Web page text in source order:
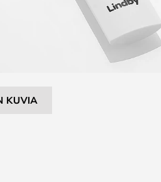
KUVIA